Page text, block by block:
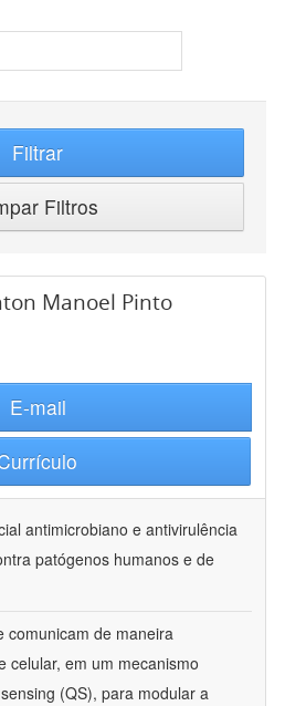
Filtrar
Filtros
Manoel Pinto
E-mail
antimicrobiano e antivirulência
patógenos humanos e de
comunicam de maneira
celular, em um mecanismo
(QS), para modular a